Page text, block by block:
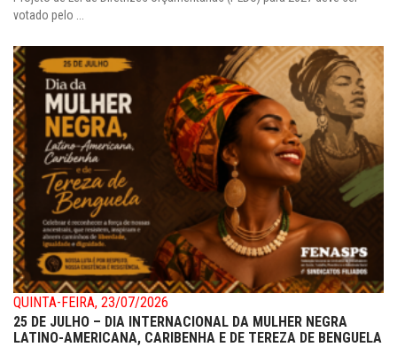
votado pelo ...
QUINTA-FEIRA, 23/07/2026
25 DE JULHO – DIA INTERNACIONAL DA MULHER NEGRA
LATINO-AMERICANA, CARIBENHA E DE TEREZA DE BENGUELA